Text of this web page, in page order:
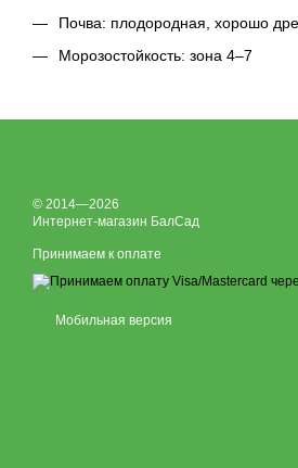
Почва: плодородная, хорошо
Морозостойкость: зона 4–7
© 2014—2026
Интернет-магазин БалСад
Принимаем к оплате
Мобильная версия